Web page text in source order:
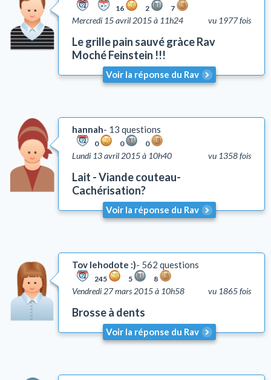
16 2 7
vu 1977 fois
Mercredi 15 avril 2015 à 11h24
Le grille pain sauvé gràce Rav
Moché Feinstein !!!
Voir la réponse du Rav
hannah 13 questions
0 0 0
vu 1358 fois
Lundi 13 avril 2015 à 10h40
Lait - Viande couteau-
Cachérisation?
Voir la réponse du Rav
Tov lehodote :) 562 questions
245 5 8
vu 1865 fois
Vendredi 27 mars 2015 à 10h58
Brosse à dents
Voir la réponse du Rav